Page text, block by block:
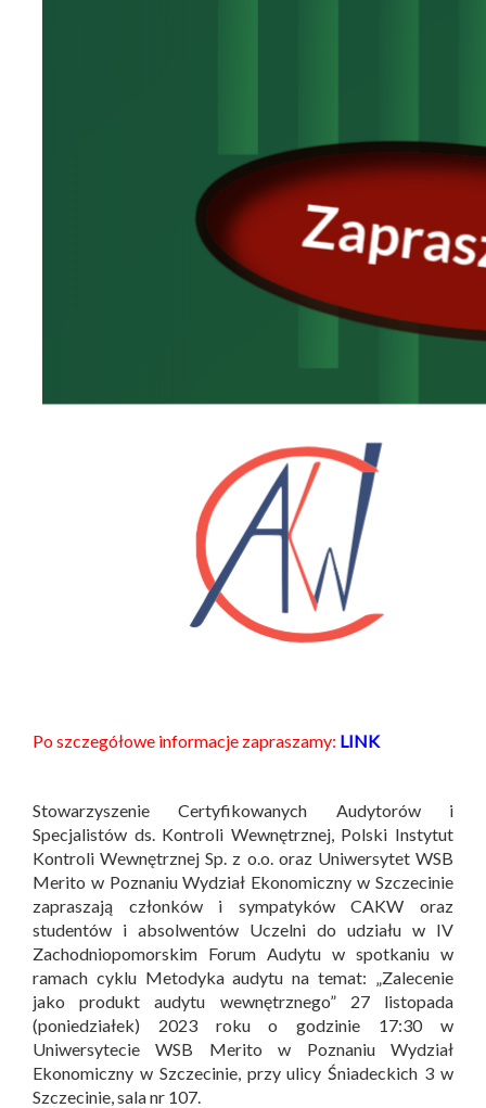
Po szczegółowe informacje zapraszamy: LINK
Stowarzyszenie Certyfikowanych Audytorów i
Specjalistów ds. Kontroli Wewnętrznej, Polski Instytut
Kontroli Wewnętrznej Sp. z o.o. oraz Uniwersytet WSB
Merito w Poznaniu Wydział Ekonomiczny w Szczecinie
zapraszają członków i sympatyków CAKW oraz
studentów i absolwentów Uczelni do udziału w IV
Zachodniopomorskim Forum Audytu w spotkaniu w
ramach cyklu Metodyka audytu na temat: „Zalecenie
jako produkt audytu wewnętrznego” 27 listopada
(poniedziałek) 2023 roku o godzinie 17:30 w
Uniwersytecie WSB Merito w Poznaniu Wydział
Ekonomiczny w Szczecinie, przy ulicy Śniadeckich 3 w
Szczecinie, sala nr 107.